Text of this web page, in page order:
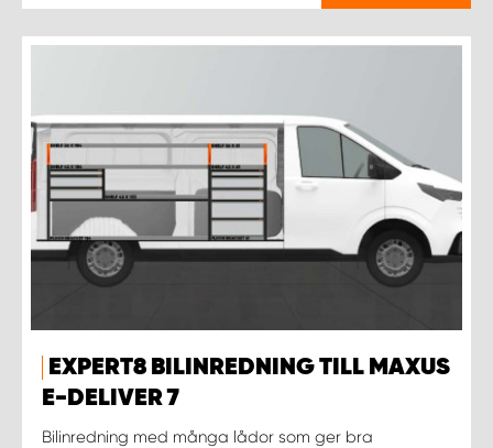
EXPERT8 BILINREDNING TILL MAXUS
E-DELIVER 7
Bilinredning med många lådor som ger bra